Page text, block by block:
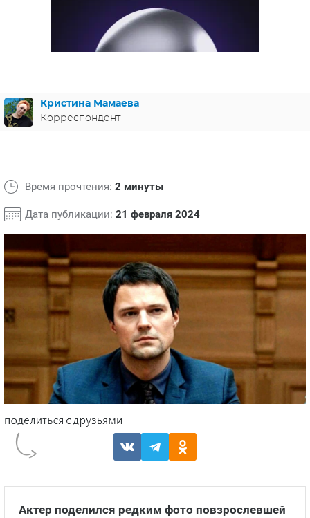
ФРАНЦИЯ
Кристина Мамаева
Корреспондент
Время прочтения: 2 минуты
Дата публикации: 21 февраля 2024
Актер поделился редким фото повзрослевшей